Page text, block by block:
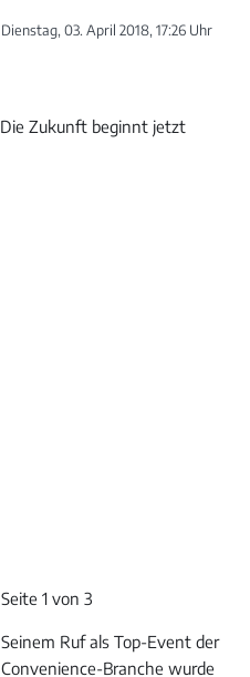
Dienstag, 03. April 2018, 17:26 Uhr
Seite 1 von 3
Seinem Ruf als Top-Event der
Convenience-Branche wurde